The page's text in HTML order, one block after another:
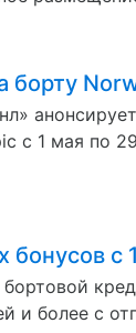
борту
с 1 мая по
бонусов с
и более с